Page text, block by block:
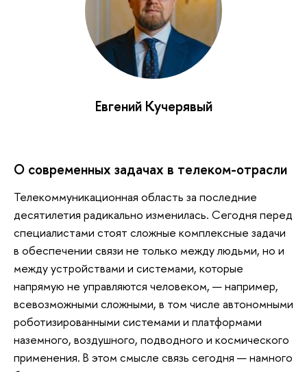
Евгений Кучерявый
О современных задачах в телеком-отрасли
Телекоммуникационная область за последние
десятилетия радикально изменилась. Сегодня перед
специалистами стоят сложные комплексные задачи
в обеспечении связи не только между людьми, но и
между устройствами и системами, которые
напрямую не управляются человеком, — например,
всевозможными сложными, в том числе автономными
роботизированными системами и платформами
наземного, воздушного, подводного и космического
применения. В этом смысле связь сегодня — намного